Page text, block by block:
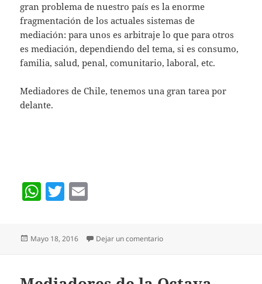
gran problema de nuestro país es la enorme
fragmentación de los actuales sistemas de
mediación: para unos es arbitraje lo que para otros
es mediación, dependiendo del tema, si es consumo,
familia, salud, penal, comunitario, laboral, etc.
Mediadores de Chile, tenemos una gran tarea por
delante.
W
s
T
er l
Publicado
Mayo 18, 2016 Dejar un comentarioen LA MEDIACIÓN SOLA NO